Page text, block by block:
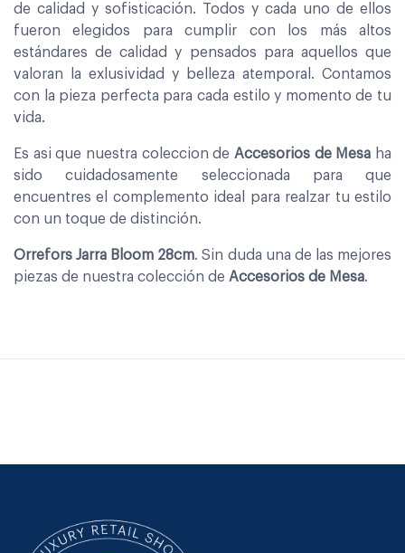
de calidad y sofisticación. Todos y cada uno de ellos
fueron elegidos para cumplir con los más altos
estándares de calidad y pensados para aquellos que
valoran la exlusividad y belleza atemporal. Contamos
con la pieza perfecta para cada estilo y momento de tu
vida.
Es asi que nuestra coleccion de Accesorios de Mesa ha
sido cuidadosamente seleccionada para que
encuentres el complemento ideal para realzar tu estilo
con un toque de distinción.
Orrefors Jarra Bloom 28cm. Sin duda una de las mejores
piezas de nuestra colección de Accesorios de Mesa.